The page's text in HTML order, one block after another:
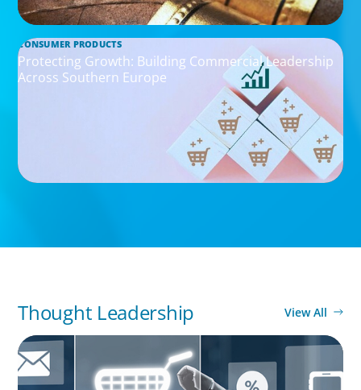
CONSUMER PRODUCTS
Protecting Growth: Building Commercial Leadership
Across Southern Europe
Thought Leadership View All
ARTICLES & PAPERS
AI in CPG Leadership: Transforming Executive
Roles